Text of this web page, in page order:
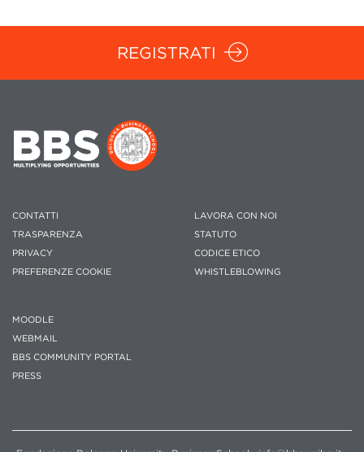
REGISTRATI
CONTATTI
TRASPARENZA
PRIVACY
PREFERENZE COOKIE
LAVORA CON NOI
STATUTO
CODICE ETICO
WHISTLEBLOWING
MOODLE
WEBMAIL
BBS COMMUNITY PORTAL
PRESS